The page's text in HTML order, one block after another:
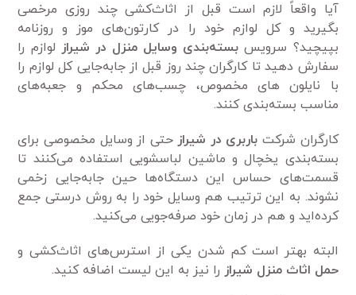
آیا واقعاً لازم است قبل از اثاث‌کشی چند روزی مرخصی
بگیرید و کل لوازم خود را در کارتون‌های موز و روزنامه
بپیچید؟ سرویس بسته‌بندی وسایل منزل در شیراز لوازم را
سفارش دهید تا کارگران چند روز قبل از جابه‌جایی کل لوازم را
با نایلون های مخصوص، چسب‌های محکم و جعبه‌های
مناسب بسته‌بندی کنند.
کارگران شرکت باربری در شیراز حتی از وسایل مخصوصی برای
بسته‌بندی یخچال و ماشین لباسشویی استفاده می‌کنند تا
قسمت‌های حساس این دستگاه‌ها حین جابه‌جایی زخمی
نشوند. به این ترتیب هم وسایل خود را به روش درستی جمع
کرده‌اید و هم در زمان خود صرفه‌جویی می‌کنید.
البته بهتر است کم شدن یکی از استرس‌های اثاث‌کشی و
حمل اثاث منزل شیراز را نیز به این لیست اضافه کنید.